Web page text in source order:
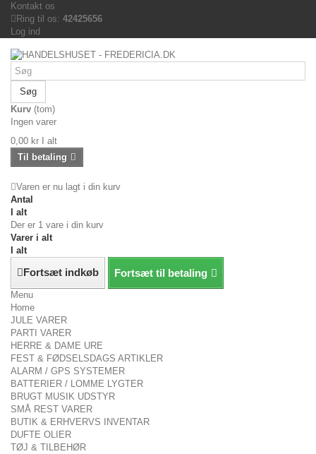
Kontakt os
Ring til os: 42425656
Log ind
Søg
Kurv (tom)
Ingen varer
0,00 kr
I alt
Til betaling
Varen er nu lagt i din kurv
Antal
I alt
Der er 1 vare i din kurv
Varer i alt
I alt
Fortsæt indkøb Fortsæt til betaling
Menu
Home
JULE VARER
PARTI VARER
HERRE & DAME URE
FEST & FØDSELSDAGS ARTIKLER
ALARM / GPS SYSTEMER
BATTERIER / LOMME LYGTER
BRUGT MUSIK UDSTYR
SMÅ REST VARER
BUTIK & ERHVERVS INVENTAR
DUFTE OLIER
TØJ & TILBEHØR